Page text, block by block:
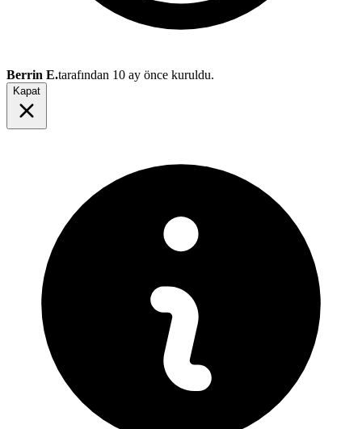
Berrin E.tarafından 10 ay önce kuruldu.
Kapat